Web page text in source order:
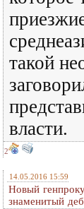
такой
власти.
2
14.05.2016 15:59
Новый
знаменитый